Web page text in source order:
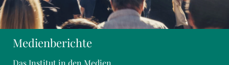
Medienberichte
Das Institut in den Medien